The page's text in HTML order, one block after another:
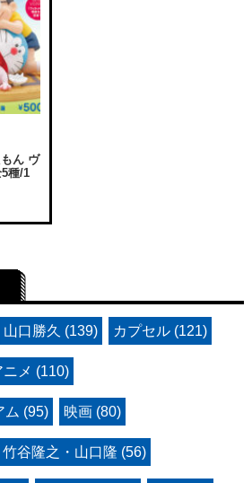
ん ヴ
種/1
山口勝久 (139) カプセル (121)
ニメ (110)
ム (95) 映画 (80)
竹谷隆之・山口隆 (56)